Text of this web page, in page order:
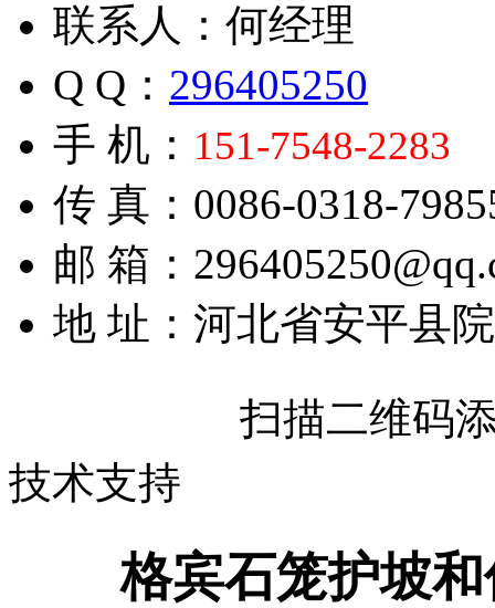
联系人：何经理
Q Q： 296405250
手 机： 151-7548-2283
传 真：0086-0318-
邮 箱：
地 址：河北省安平县
扫描二维码
技术支持
格宾石笼护坡